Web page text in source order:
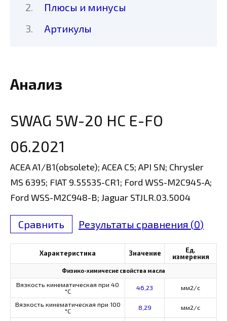
Плюсы и минусы
Артикулы
Анализ
SWAG 5W-20 HC E-FO
06.2021
ACEA A1/B1(obsolete); ACEA C5; API SN; Chrysler
MS 6395; FIAT 9.55535-CR1; Ford WSS-M2C945-A;
Ford WSS-M2C948-B; Jaguar STJLR.03.5004
Сравнить Результаты сравнения (0)
Характеристика Значение
Ед.
измерения
Физико-химичесие свойства масла
Вязкость кинематическая при 40
°С
46,23 мм2/с
Вязкость кинематическая при 100
°С
8,29 мм2/с